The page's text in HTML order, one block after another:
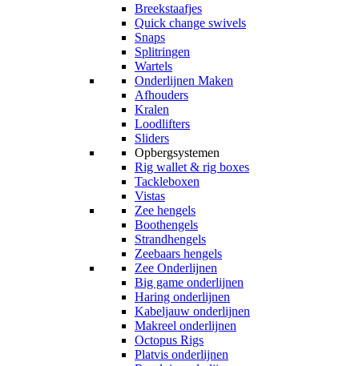
Breekstaafjes
Quick change swivels
Snaps
Splitringen
Wartels
Onderlijnen Maken
Afhouders
Kralen
Loodlifters
Sliders
Opbergsystemen
Rig wallet & rig boxes
Tackleboxen
Vistas
Zee hengels
Boothengels
Strandhengels
Zeebaars hengels
Zee Onderlijnen
Big game onderlijnen
Haring onderlijnen
Kabeljauw onderlijnen
Makreel onderlijnen
Octopus Rigs
Platvis onderlijnen